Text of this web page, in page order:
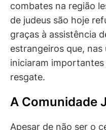
combates na região
de judeus são hoje
graças à assistência
estrangeiros que, nas
iniciaram
resgate.
A Comunidade
Apesar de não ser o